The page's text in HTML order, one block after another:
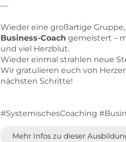
—
Wieder eine großartige
Business-Coach gemeistert –
und viel Herzblut.
Wieder einmal strahlen neue
Wir gratulieren euch von
nächsten Schritte!
#SystemischesCoaching
Mehr Infos zu dieser